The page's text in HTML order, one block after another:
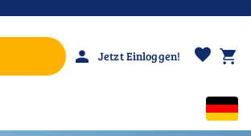
person Jetzt Einloggen! favorite shopping_cart